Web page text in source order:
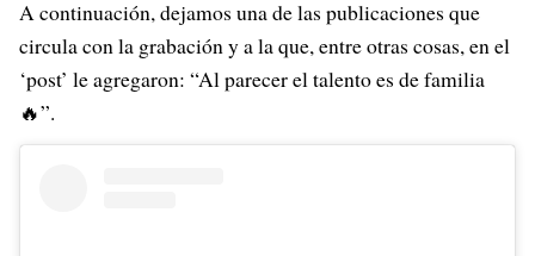
A continuación, dejamos una de las publicaciones que
circula con la grabación y a la que, entre otras cosas, en el
‘post’ le agregaron: “Al parecer el talento es de familia
🔥”.